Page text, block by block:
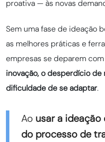
proativa — às novas
Sem uma fase de ideação
as melhores práticas e
empresas se deparem com
inovação, o desperdício
dificuldade de se adaptar.
Ao usar a ideação
do processo de